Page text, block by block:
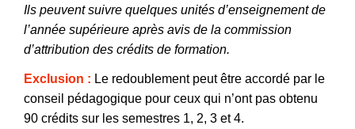
Ils peuvent suivre quelques unités d’enseignement de
l’année supérieure après avis de la commission
d’attribution des crédits de formation.
Exclusion : Le redoublement peut être accordé par le
conseil pédagogique pour ceux qui n’ont pas obtenu
90 crédits sur les semestres 1, 2, 3 et 4.